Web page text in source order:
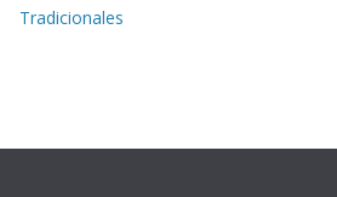
Tradicionales